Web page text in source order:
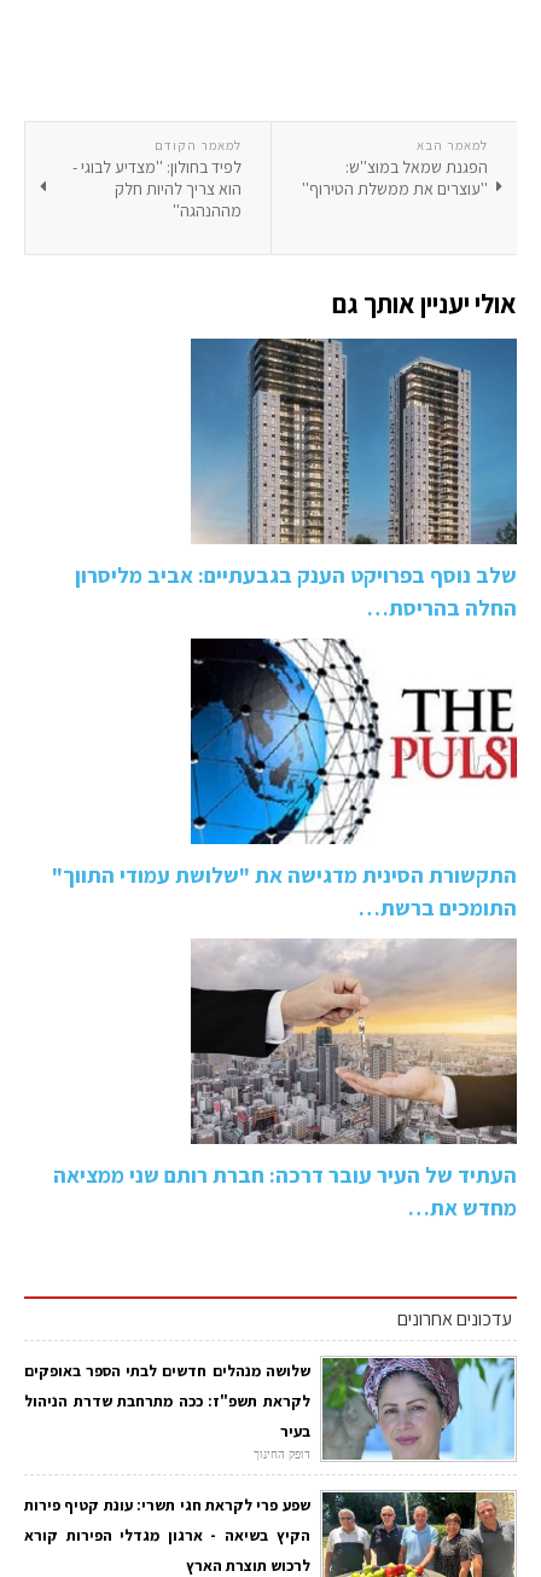
למאמר הקודם
לפיד בחולון: ''מצדיע לבוגי -
הוא צריך להיות חלק
מההנהגה''
למאמר הבא
הפגנת שמאל במוצ''ש:
''עוצרים את ממשלת הטירוף''
אולי יעניין אותך גם
שלב נוסף בפרויקט הענק בגבעתיים: אביב מליסרון
החלה בהריסת…
התקשורת הסינית מדגישה את "שלושת עמודי התווך"
התומכים ברשת…
העתיד של העיר עובר דרכה: חברת רותם שני ממציאה
מחדש את…
עדכונים אחרונים
שלושה מנהלים חדשים לבתי הספר באופקים
לקראת תשפ"ז: ככה מתרחבת שדרת הניהול
בעיר
דופק החינוך
שפע פרי לקראת חגי תשרי: עונת קטיף פירות
הקיץ בשיאה - ארגון מגדלי הפירות קורא
לרכוש תוצרת הארץ